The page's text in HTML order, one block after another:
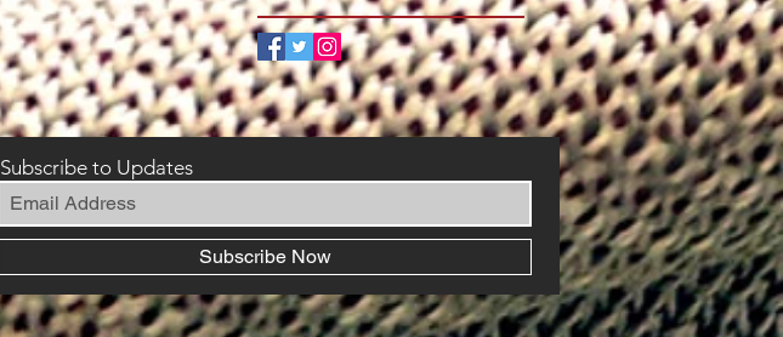
Subscribe to Updates
Subscribe Now